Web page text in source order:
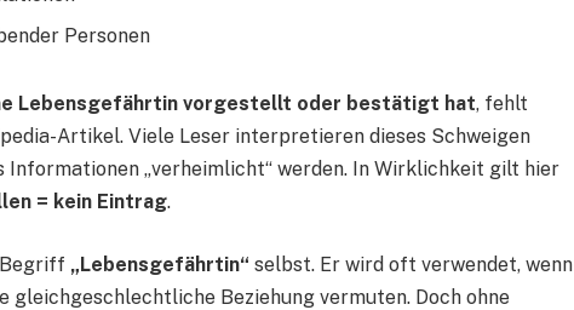
Personen
Lebensgefährtin vorgestellt oder bestätigt hat, fehlt
Artikel. Viele Leser interpretieren dieses Schweigen
Informationen „verheimlicht“ werden. In Wirklichkeit gilt hier
= kein Eintrag.
„Lebensgefährtin“ selbst. Er wird oft verwendet, wenn
gleichgeschlechtliche Beziehung vermuten. Doch ohne